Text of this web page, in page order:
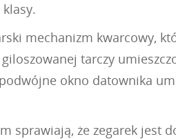
mechanizm kwarcowy,
tarczy
okno datownika
sprawiają, że zegarek jest